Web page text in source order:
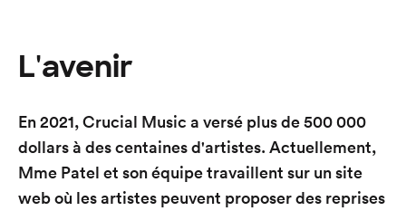
L'avenir
En 2021, Crucial Music a versé plus de 500 000
dollars à des centaines d'artistes. Actuellement,
Mme Patel et son équipe travaillent sur un site
web où les artistes peuvent proposer des reprises